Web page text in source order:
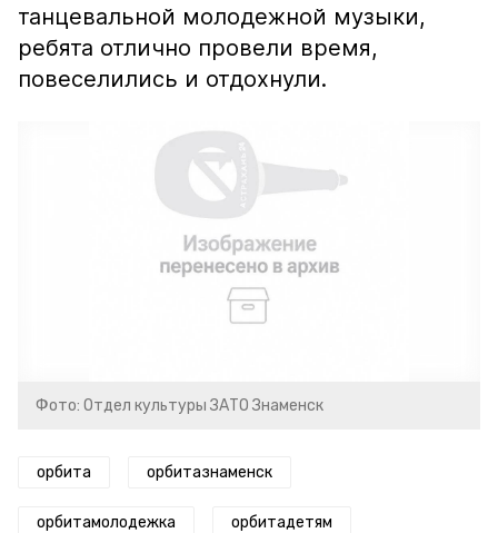
танцевальной молодежной музыки,
ребята отлично провели время,
повеселились и отдохнули.
Фото: Отдел культуры ЗАТО Знаменск
орбита орбитазнаменск
орбитамолодежка орбитадетям